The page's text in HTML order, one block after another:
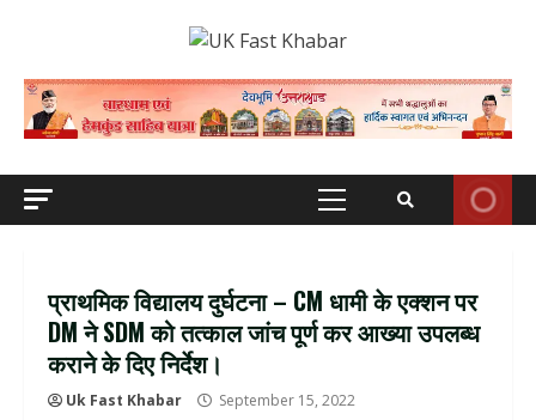
Primary
प्राथमिक विद्यालय दुर्घटना – CM धामी के एक्शन पर
DM ने SDM को तत्काल जांच पूर्ण कर आख्या उपलब्ध
कराने के दिए निर्देश।
Uk Fast Khabar September 15, 2022